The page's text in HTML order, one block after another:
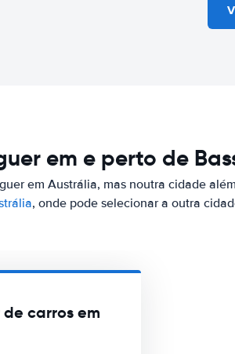
em e perto de
em Austrália, mas noutra cidade
, onde pode selecionar a outra
carros em